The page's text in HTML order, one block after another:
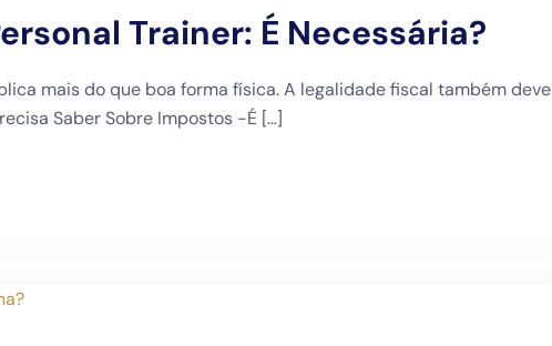
Trainer: É Necessária?
mais do que boa forma física. A legalidade fiscal também deve
Saber Sobre Impostos -É […]